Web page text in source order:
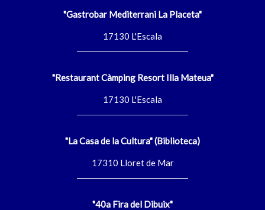
"Gastrobar Mediterrani La Placeta"
17130 L'Escala
"Restaurant Càmping Resort Illa Mateua"
17130 L'Escala
"La Casa de la Cultura" (Biblioteca)
17310 Lloret de Mar
"40a Fira del Dibuix"